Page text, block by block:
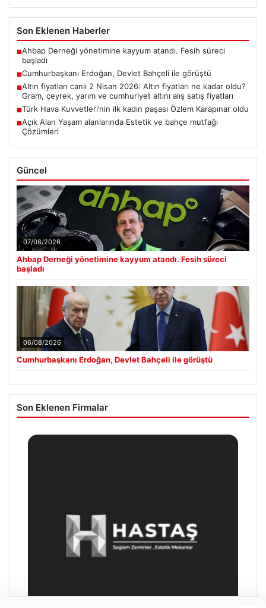
Son Eklenen Haberler
■Ahbap Derneği yönetimine kayyum atandı. Fesih süreci
başladı
■Cumhurbaşkanı Erdoğan, Devlet Bahçeli ile görüştü
■Altın fiyatları canlı 2 Nisan 2026: Altın fiyatları ne kadar oldu?
Gram, çeyrek, yarım ve cumhuriyet altını alış satış fiyatları
■Türk Hava Kuvvetleri’nin ilk kadın paşası Özlem Karapınar oldu
■Açık Alan Yaşam alanlarında Estetik ve bahçe mutfağı
Çözümleri
Güncel
07/08/2026
Ahbap Derneği yönetimine kayyum atandı. Fesih süreci
başladı
06/08/2026
Cumhurbaşkanı Erdoğan, Devlet Bahçeli ile görüştü
Son Eklenen Firmalar